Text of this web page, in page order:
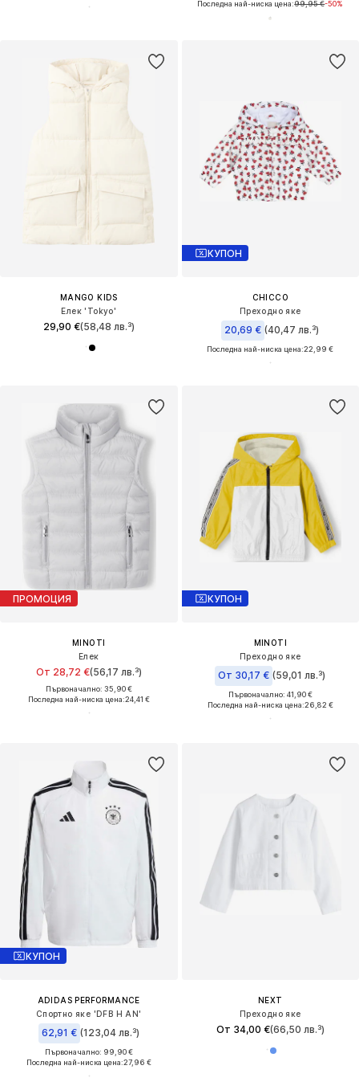
Последна най-ниска цена:99,95 €-50%
MANGO KIDS
Елек 'Tokyo'
29,90 €(58,48 лв.³)
КУПОН
CHICCO
Преходно яке
20,69 € (40,47 лв.³)
Последна най-ниска цена:22,99 €
ПРОМОЦИЯ
MINOTI
Елек
От 28,72 €(56,17 лв.³)
Първоначално: 35,90 €
Последна най-ниска цена:24,41 €
КУПОН
MINOTI
Преходно яке
От 30,17 € (59,01 лв.³)
Първоначално: 41,90 €
Последна най-ниска цена:26,82 €
КУПОН
ADIDAS PERFORMANCE
Спортно яке 'DFB H AN'
62,91 € (123,04 лв.³)
Първоначално: 99,90 €
Последна най-ниска цена:27,96 €
NEXT
Преходно яке
От 34,00 €(66,50 лв.³)